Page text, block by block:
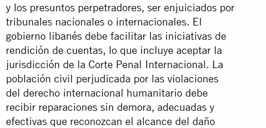
y los presuntos perpetradores, ser enjuiciados por
tribunales nacionales o internacionales. El
gobierno libanés debe facilitar las iniciativas de
rendición de cuentas, lo que incluye aceptar la
jurisdicción de la Corte Penal Internacional. La
población civil perjudicada por las violaciones
del derecho internacional humanitario debe
recibir reparaciones sin demora, adecuadas y
efectivas que reconozcan el alcance del daño